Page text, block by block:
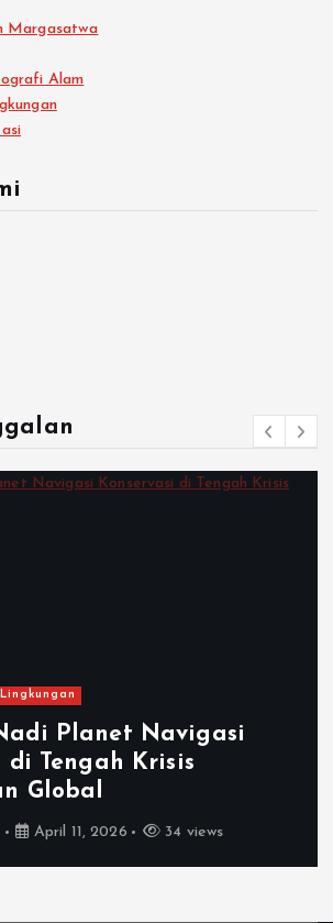
Margasatwa
Alam
Planet Navigasi
di Tengah Krisis
Global
April 11, 2026 34 views